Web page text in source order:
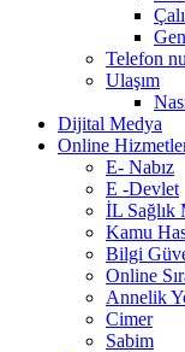
Telefon
Ulaşım
Dijital Medya
Online
E- Nabız
E -Devlet
İL Sağlık
Kamu
Bilgi
Online
Annelik
Cimer
Sabim